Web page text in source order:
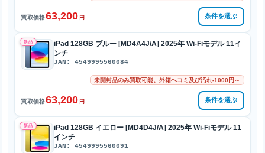
買取価格63,200 円 条件を選ぶ
新品
iPad 128GB ブルー [MD4A4J/A] 2025年 Wi-Fiモデル 11イ
ンチ
JAN: 4549995560084
未開封品のみ買取可能。外箱ヘコミ及び汚れ-1000円～
買取価格63,200 円 条件を選ぶ
新品
iPad 128GB イエロー [MD4D4J/A] 2025年 Wi-Fiモデル 11
インチ
JAN: 4549995560091